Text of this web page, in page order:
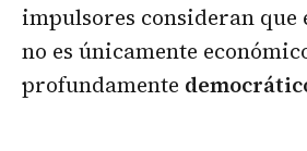
impulsores consideran que
no es únicamente
profundamente